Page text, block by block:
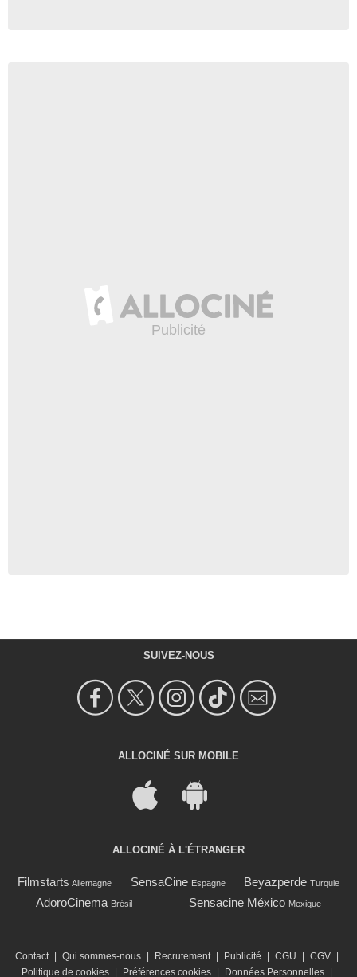
SUIVEZ-NOUS
ALLOCINÉ SUR MOBILE
ALLOCINÉ À L'ÉTRANGER
Filmstarts Allemagne SensaCine Espagne Beyazperde Turquie
AdoroCinema Brésil Sensacine México Mexique
Contact Qui sommes-nous Recrutement Publicité CGU CGV
Politique de cookies
Préférences cookies Données Personnelles